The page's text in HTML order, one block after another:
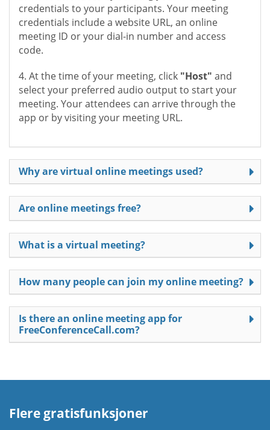
credentials to your participants. Your meeting
credentials include a website URL, an online
meeting ID or your dial-in number and access
code.
4. At the time of your meeting, click "Host" and
select your preferred audio output to start your
meeting. Your attendees can arrive through the
app or by visiting your meeting URL.
Why are virtual online meetings used?
Are online meetings free?
What is a virtual meeting?
How many people can join my online meeting?
Is there an online meeting app for
FreeConferenceCall.com?
Flere gratisfunksjoner